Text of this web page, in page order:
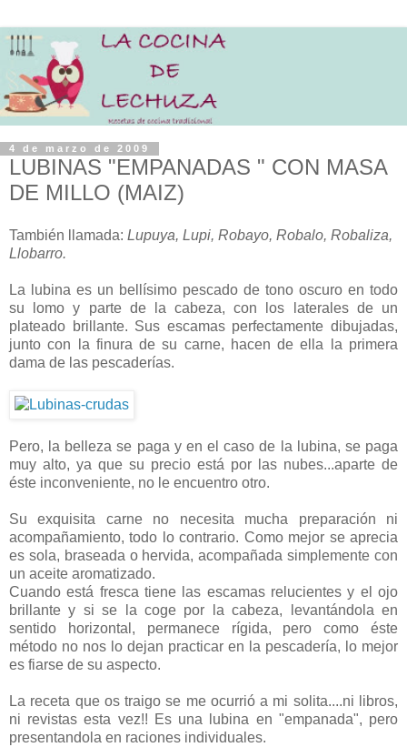
4 de marzo de 2009
LUBINAS "EMPANADAS " CON MASA
DE MILLO (MAIZ)
También llamada: Lupuya, Lupi, Robayo, Robalo, Robaliza,
Llobarro.
La lubina es un bellísimo pescado de tono oscuro en todo
su lomo y parte de la cabeza, con los laterales de un
plateado brillante. Sus escamas perfectamente dibujadas,
junto con la finura de su carne, hacen de ella la primera
dama de las pescaderías.
Pero, la belleza se paga y en el caso de la lubina, se paga
muy alto, ya que su precio está por las nubes...aparte de
éste inconveniente, no le encuentro otro.
Su exquisita carne no necesita mucha preparación ni
acompañamiento, todo lo contrario. Como mejor se aprecia
es sola, braseada o hervida, acompañada simplemente con
un aceite aromatizado.
Cuando está fresca tiene las escamas relucientes y el ojo
brillante y si se la coge por la cabeza, levantándola en
sentido horizontal, permanece rígida, pero como éste
método no nos lo dejan practicar en la pescadería, lo mejor
es fiarse de su aspecto.
La receta que os traigo se me ocurrió a mi solita....ni libros,
ni revistas esta vez!! Es una lubina en "empanada", pero
presentandola en raciones individuales.